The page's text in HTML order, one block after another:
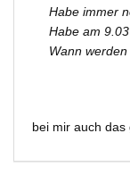
Habe immer
Habe am
Wann
bei mir auch das